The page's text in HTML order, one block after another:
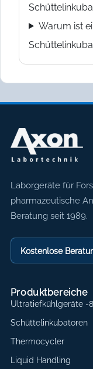
Warum ist
Axon
Laborgeräte für
pharmazeutische
Beratung seit 1989.
Kostenlose
Produktbereiche
Ultratiefkühlgeräte -
Schüttelinkubatoren
Thermocycler
Liquid Handling